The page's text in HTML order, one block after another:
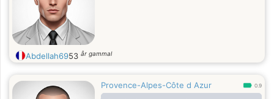
Abdellah6953 år gammal
Provence-Alpes-Côte d Azur 0.9